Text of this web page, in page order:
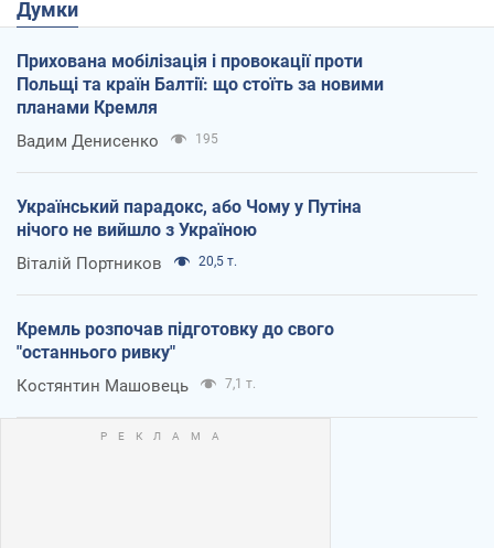
Думки
Прихована мобілізація і провокації проти
Польщі та країн Балтії: що стоїть за новими
планами Кремля
Вадим Денисенко 195
Український парадокс, або Чому у Путіна
нічого не вийшло з Україною
Віталій Портников 20,5 т.
Кремль розпочав підготовку до свого
"останнього ривку"
Костянтин Машовець 7,1 т.